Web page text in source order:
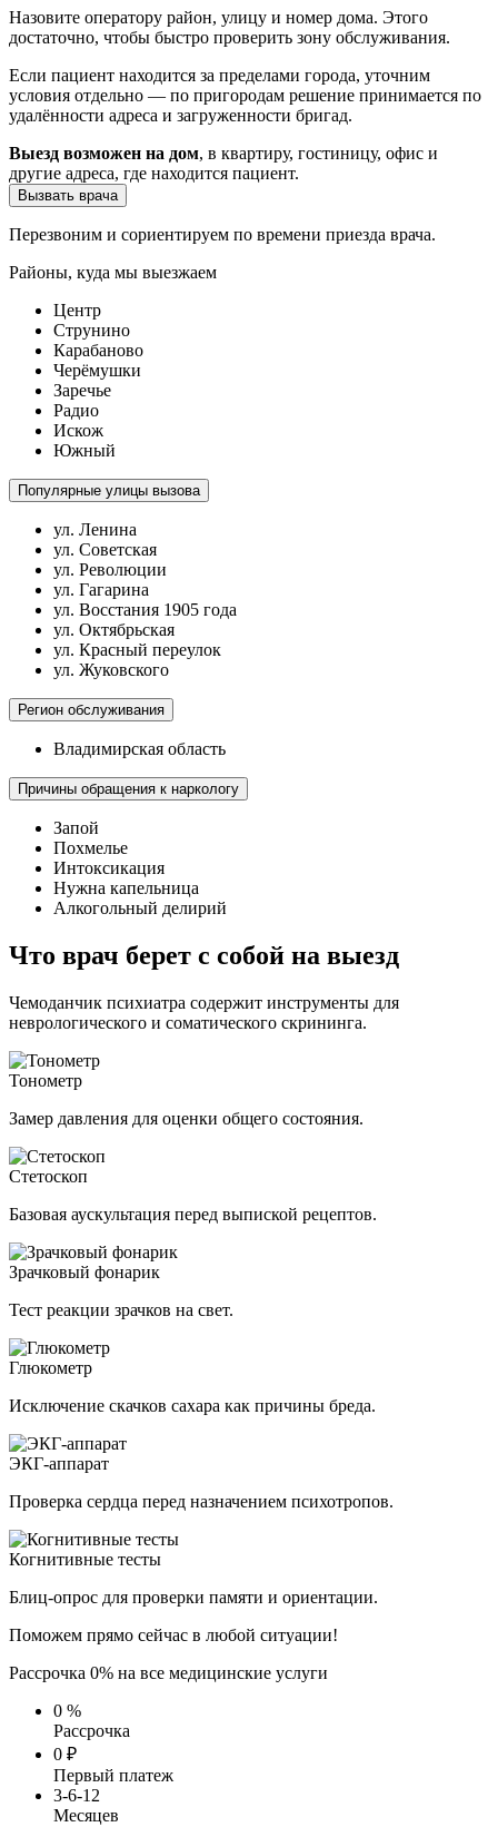
Назовите оператору район, улицу и номер дома. Этого
достаточно, чтобы быстро проверить зону обслуживания.
Если пациент находится за пределами города, уточним
условия отдельно — по пригородам решение принимается по
удалённости адреса и загруженности бригад.
Выезд возможен на дом, в квартиру, гостиницу, офис и
другие адреса, где находится пациент.
Вызвать врача
Перезвоним и сориентируем по времени приезда врача.
Районы, куда мы выезжаем
Центр
Струнино
Карабаново
Черёмушки
Заречье
Радио
Искож
Южный
Популярные улицы вызова
ул. Ленина
ул. Советская
ул. Революции
ул. Гагарина
ул. Восстания 1905 года
ул. Октябрьская
ул. Красный переулок
ул. Жуковского
Регион обслуживания
Владимирская область
Причины обращения к наркологу
Запой
Похмелье
Интоксикация
Нужна капельница
Алкогольный делирий
Что врач берет с собой на выезд
Чемоданчик психиатра содержит инструменты для
неврологического и соматического скрининга.
Тонометр
Замер давления для оценки общего состояния.
Стетоскоп
Базовая аускультация перед выпиской рецептов.
Зрачковый фонарик
Тест реакции зрачков на свет.
Глюкометр
Исключение скачков сахара как причины бреда.
ЭКГ-аппарат
Проверка сердца перед назначением психотропов.
Когнитивные тесты
Блиц-опрос для проверки памяти и ориентации.
Поможем прямо сейчас в любой ситуации!
Рассрочка 0% на все медицинские услуги
0 %
Рассрочка
0 ₽
Первый платеж
3-6-12
Месяцев